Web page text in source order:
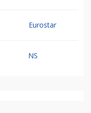
Eurostar
NS